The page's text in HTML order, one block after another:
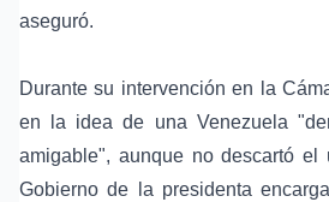
aseguró.
Durante su intervención en la
en la idea de una Venezuela
amigable", aunque no descartó
Gobierno de la presidenta